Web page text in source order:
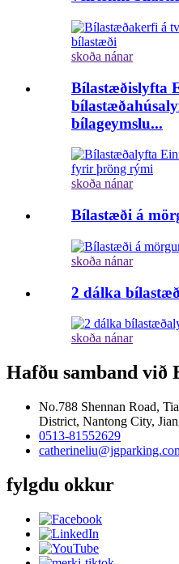
skoða nánar
Bílastæðislyfta
bílageymslu...
skoða nánar
Bílastæði á
skoða nánar
2 dálka
skoða nánar
Hafðu samband við
No.788 Shennan Road,
District, Nantong City,
0513-81552629
fylgdu okkur